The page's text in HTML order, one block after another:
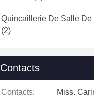
Quincaillerie De Salle De
(2)
Contacts
Contacts: Miss.